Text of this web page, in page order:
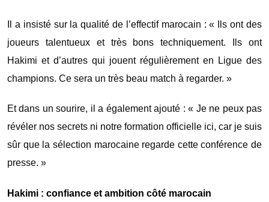
Il a insisté sur la qualité de l’effectif marocain : « Ils ont des
joueurs talentueux et très bons techniquement. Ils ont
Hakimi et d’autres qui jouent régulièrement en Ligue des
champions. Ce sera un très beau match à regarder. »
Et dans un sourire, il a également ajouté : « Je ne peux pas
révéler nos secrets ni notre formation officielle ici, car je suis
sûr que la sélection marocaine regarde cette conférence de
presse. »
Hakimi : confiance et ambition côté marocain